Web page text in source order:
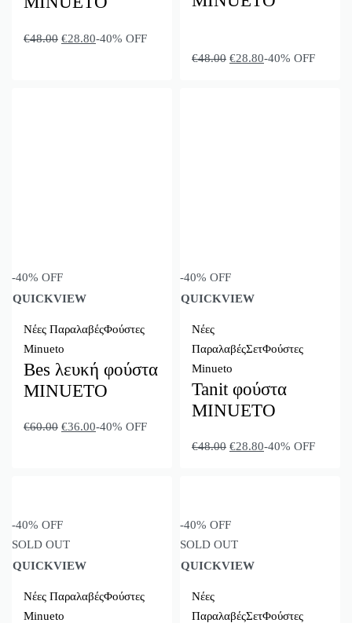
€48.00 €28.80-40% OFF
€48.00 €28.80-40% OFF
-40% OFF
QUICKVIEW
Νέες ΠαραλαβέςΦούστες
Minueto
Bes λευκή φούστα
MINUETO
€60.00 €36.00-40% OFF
-40% OFF
QUICKVIEW
Νέες
ΠαραλαβέςΣετΦούστες
Minueto
Tanit φούστα
MINUETO
€48.00 €28.80-40% OFF
-40% OFF
SOLD OUT
QUICKVIEW
Νέες ΠαραλαβέςΦούστες
Minueto
-40% OFF
SOLD OUT
QUICKVIEW
Νέες
ΠαραλαβέςΣετΦούστες